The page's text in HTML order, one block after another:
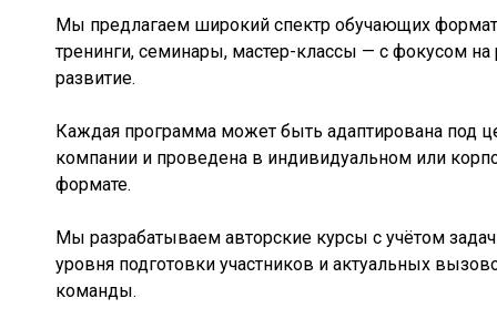
Мы предлагаем широкий спектр обучающих
тренинги, семинары, мастер-классы — с фокусом на
развитие.
Каждая программа может быть адаптирована под
компании и проведена в индивидуальном или
формате.
Мы разрабатываем авторские курсы с учётом задач
уровня подготовки участников и актуальных
команды.